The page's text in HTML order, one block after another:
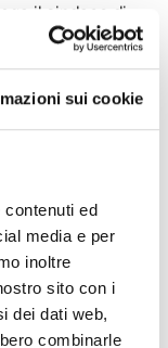
sui cookie
ed
media e per
inoltre
sito con i
dei dati web,
combinarle
il sindaco di
dotato di tutti gli
è
locali ‘di
di Montecarlo ha
La soluzione
privilegia un
di articola in